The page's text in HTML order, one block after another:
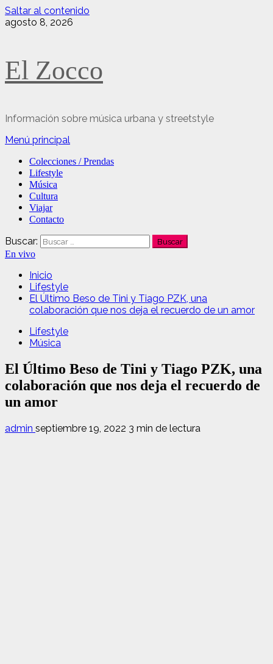
Saltar al contenido
agosto 8, 2026
El Zocco
Información sobre música urbana y streetstyle
Menú principal
Colecciones / Prendas
Lifestyle
Música
Cultura
Viajar
Contacto
Buscar:
En vivo
Inicio
Lifestyle
El Último Beso de Tini y Tiago PZK, una
colaboración que nos deja el recuerdo de un amor
Lifestyle
Música
El Último Beso de Tini y Tiago PZK, una
colaboración que nos deja el recuerdo de
un amor
admin septiembre 19, 2022 3 min de lectura